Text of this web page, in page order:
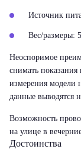
Источник
Вес/размеры:
Неоспоримое
снимать
измерения модели
данные выводятся
Возможность
на улице в
Достоинства